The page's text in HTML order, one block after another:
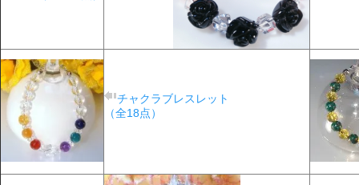
チャクラブレスレット
（全18点）